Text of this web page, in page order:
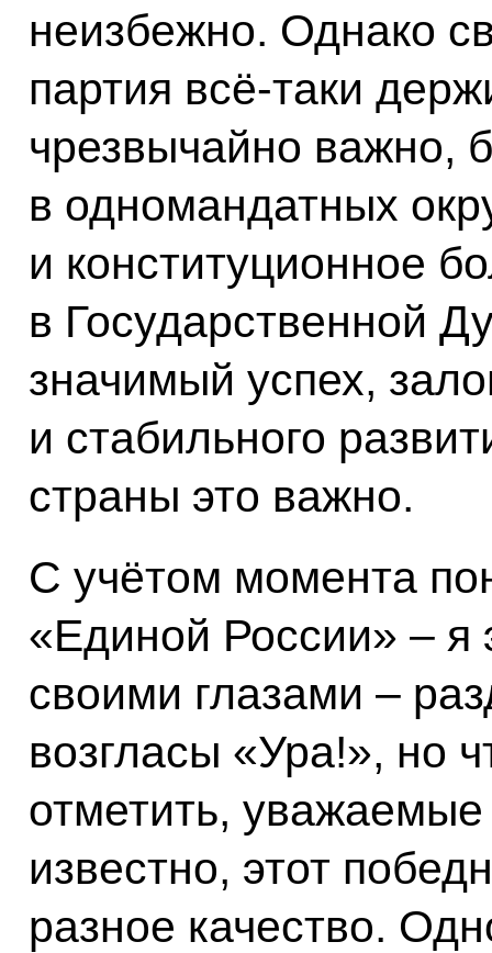
неизбежно. Однако
партия всё-таки
чрезвычайно важно,
в одномандатных
и конституционное
в Государственной
значимый успех,
и стабильного
страны это важно.
С учётом момента
«Единой России» –
своими глазами –
возгласы «Ура!», но
отметить, уважаемые
известно, этот
разное качество.